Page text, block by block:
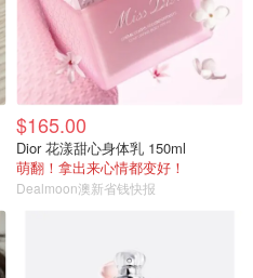
$165.00
Dior 花漾甜心身体乳 150ml
萌翻！拿出来心情都变好！
Dealmoon澳新省钱快报